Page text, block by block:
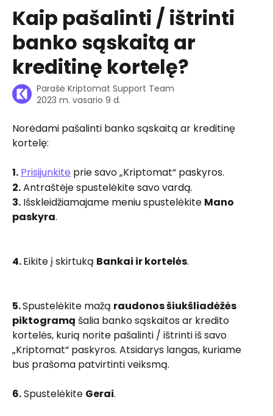
Kaip pašalinti / ištrinti
banko sąskaitą ar
kreditinę kortelę?
Parašė Kriptomat Support Team
2023 m. vasario 9 d.
Norėdami pašalinti banko sąskaitą ar kreditinę
kortelę:
1. Prisijunkite prie savo „Kriptomat“ paskyros.
2. Antraštėje spustelėkite savo vardą.
3. Išskleidžiamajame meniu spustelėkite Mano
paskyra.
4. Eikite į skirtuką Bankai ir kortelės.
5. Spustelėkite mažą raudonos šiukšliadėžės
piktogramą šalia banko sąskaitos ar kredito
kortelės, kurią norite pašalinti / ištrinti iš savo
„Kriptomat“ paskyros. Atsidarys langas, kuriame
bus prašoma patvirtinti veiksmą.
6. Spustelėkite Gerai.